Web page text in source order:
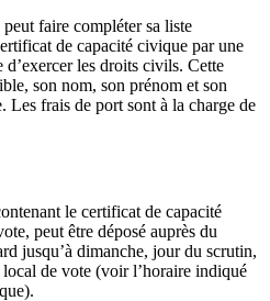
faire compléter sa liste
de capacité civique par une
les droits civils. Cette
son nom, son prénom et son
Les frais de port sont à la charge de
le certificat de capacité
peut être déposé auprès du
jusqu’à dimanche, jour du scrutin,
de vote (voir l’horaire indiqué